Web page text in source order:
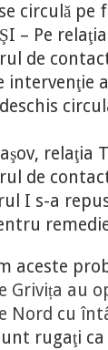
circulă
– Pe
de
intervenţie
de
I s-a
aceste
Grivița au
Nord cu
rugaţi